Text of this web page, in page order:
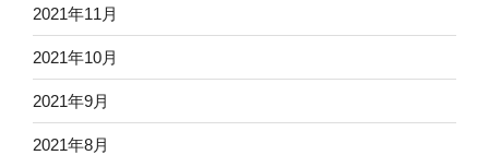
2021年11月
2021年10月
2021年9月
2021年8月